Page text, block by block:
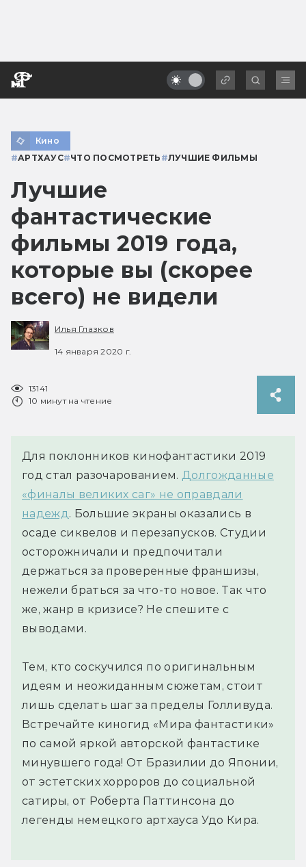
Кино
#АРТХАУС#ЧТО ПОСМОТРЕТЬ #ЛУЧШИЕ ФИЛЬМЫ
Лучшие
фантастические
фильмы 2019 года,
которые вы (скорее
всего) не видели
Илья Глазков
14 января 2020 г.
13141
10 минут на чтение
Для поклонников кинофантастики 2019
год стал разочарованием. Долгожданные
«финалы великих саг» не оправдали
надежд . Большие экраны оказались в
осаде сиквелов и перезапусков. Студии
осторожничали и предпочитали
держаться за проверенные франшизы,
нежели браться за что-то новое. Так что
же, жанр в кризисе? Не спешите с
выводами.
Тем, кто соскучился по оригинальным
идеям и неожиданным сюжетам, стоит
лишь сделать шаг за пределы Голливуда.
Встречайте киногид «Мира фантастики»
по самой яркой авторской фантастике
минувшего года! От Бразилии до Японии,
от эстетских хорроров до социальной
сатиры, от Роберта Паттинсона до
легенды немецкого артхауса Удо Кира.